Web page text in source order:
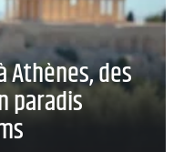
Athènes, des
paradis